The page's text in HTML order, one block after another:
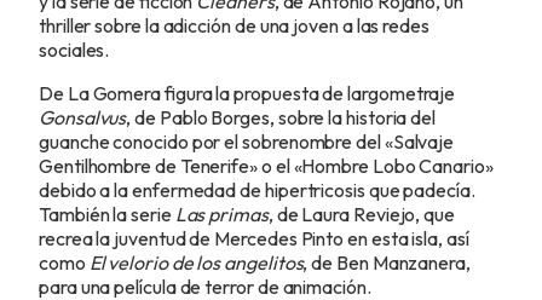
thriller sobre la adicción de una joven a las redes
sociales.
De La Gomera figura la propuesta de largometraje
Gonsalvus, de Pablo Borges, sobre la historia del
guanche conocido por el sobrenombre del «Salvaje
Gentilhombre de Tenerife» o el «Hombre Lobo Canario»
debido a la enfermedad de hipertricosis que padecía.
También la serie Las primas, de Laura Reviejo, que
recrea la juventud de Mercedes Pinto en esta isla, así
como El velorio de los angelitos, de Ben Manzanera,
para una película de terror de animación.